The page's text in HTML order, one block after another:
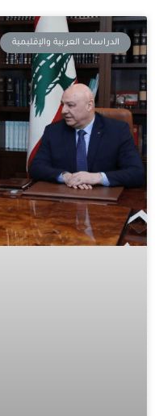
الدراسات العربية والإقليمية